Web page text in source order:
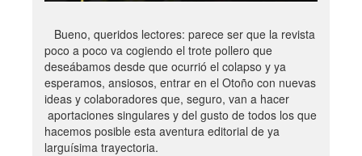
Bueno, queridos lectores: parece ser que la revista
poco a poco va cogiendo el trote pollero que
deseábamos desde que ocurrió el colapso y ya
esperamos, ansiosos, entrar en el Otoño con nuevas
ideas y colaboradores que, seguro, van a hacer
aportaciones singulares y del gusto de todos los que
hacemos posible esta aventura editorial de ya
larguísima trayectoria.